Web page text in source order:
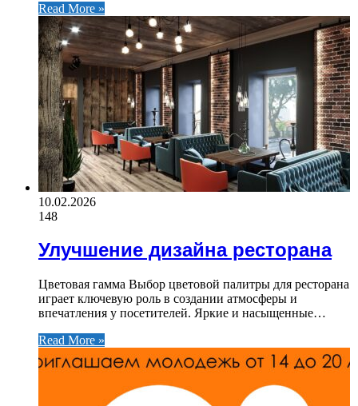
Read More »
10.02.2026
148
Улучшение дизайна ресторана
Цветовая гамма Выбор цветовой палитры для ресторана
играет ключевую роль в создании атмосферы и
впечатления у посетителей. Яркие и насыщенные…
Read More »